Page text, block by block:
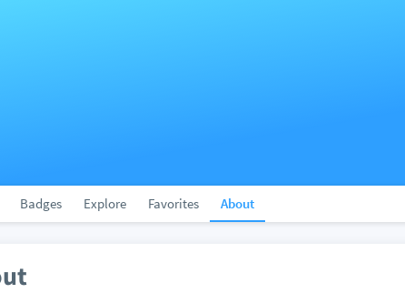
Badges Explore Favorites About